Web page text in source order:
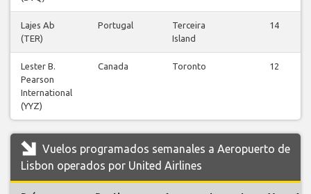
Lajes Ab
(TER)
Portugal
Terceira
Island
14
Lester B.
Pearson
International
(YYZ)
Canada Toronto 12
Vuelos programados semanales a Aeropuerto de
Lisbon operados por United Airlines